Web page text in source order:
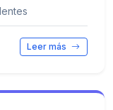
Leer más